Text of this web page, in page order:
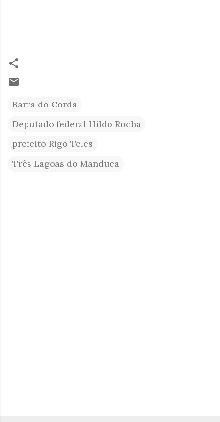
Barra do Corda
Deputado federal Hildo Rocha
prefeito Rigo Teles
Três Lagoas do Manduca